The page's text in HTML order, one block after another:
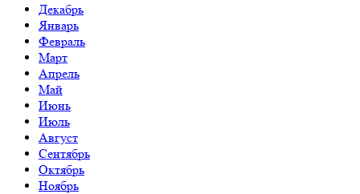
Декабрь
Январь
Февраль
Март
Апрель
Май
Июнь
Июль
Август
Сентябрь
Октябрь
Ноябрь